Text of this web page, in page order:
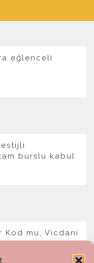
eğlenceli
burslu kabul
Kod mu, Vicdani